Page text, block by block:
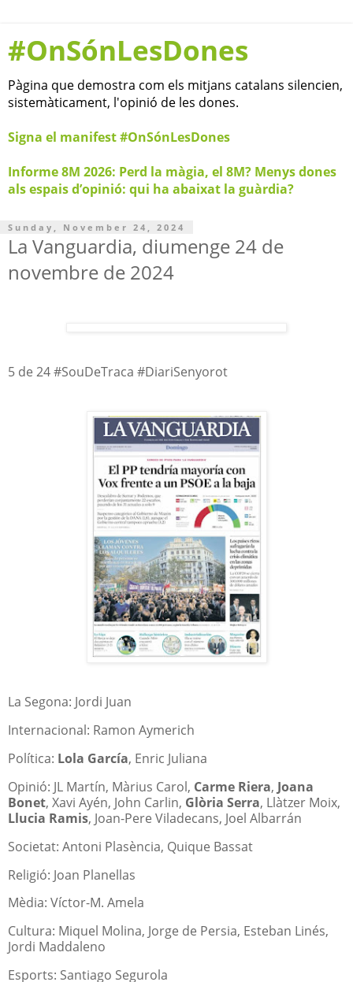
#OnSónLesDones
Pàgina que demostra com els mitjans catalans silencien,
sistemàticament, l'opinió de les dones.
Signa el manifest #OnSónLesDones
Informe 8M 2026: Perd la màgia, el 8M? Menys dones
als espais d’opinió: qui ha abaixat la guàrdia?
Sunday, November 24, 2024
La Vanguardia, diumenge 24 de
novembre de 2024
5 de 24 #SouDeTraca #DiariSenyorot
La Segona: Jordi Juan
Internacional: Ramon Aymerich
Política: Lola García, Enric Juliana
Opinió: JL Martín, Màrius Carol, Carme Riera, Joana
Bonet, Xavi Ayén, John Carlin, Glòria Serra, Llàtzer Moix,
Llucia Ramis, Joan-Pere Viladecans, Joel Albarrán
Societat: Antoni Plasència, Quique Bassat
Religió: Joan Planellas
Mèdia: Víctor-M. Amela
Cultura: Miquel Molina, Jorge de Persia, Esteban Linés,
Jordi Maddaleno
Esports: Santiago Segurola